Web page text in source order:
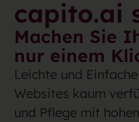
capito.ai
Machen Sie
nur einem
Leichte und
Websites kaum
und Pflege mit